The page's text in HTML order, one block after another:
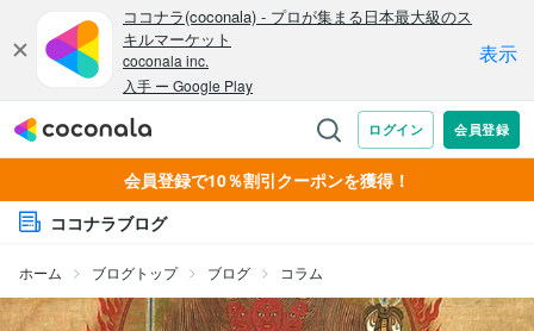
会員登録で10％割引クーポンを獲得！
ココナラブログ
ホーム ブログトップ ブログ コラム